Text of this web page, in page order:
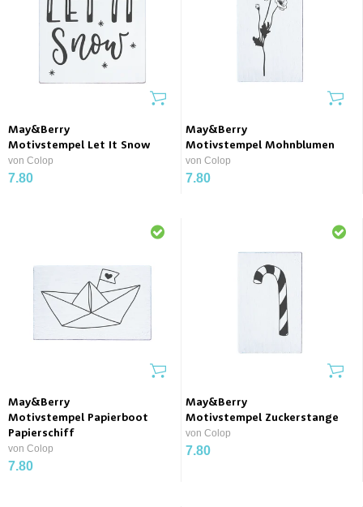
May&Berry
Motivstempel Let It Snow
von Colop
7.80
May&Berry
Motivstempel Mohnblumen
von Colop
7.80
May&Berry
Motivstempel Papierboot
Papierschiff
von Colop
7.80
May&Berry
Motivstempel Zuckerstange
von Colop
7.80